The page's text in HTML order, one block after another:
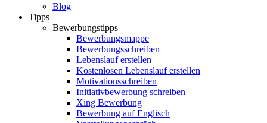
Blog
Tipps
Bewerbungstipps
Bewerbungsmappe
Bewerbungsschreiben
Lebenslauf erstellen
Kostenlosen Lebenslauf erstellen
Motivationsschreiben
Initiativbewerbung schreiben
Xing Bewerbung
Bewerbung auf Englisch